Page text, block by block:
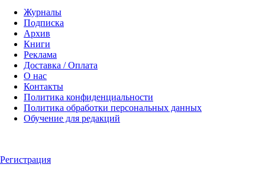
Журналы
Подписка
Архив
Книги
Реклама
Доставка / Оплата
О нас
Контакты
Политика конфиденциальности
Политика обработки персональных данных
Обучение для редакций
Регистрация